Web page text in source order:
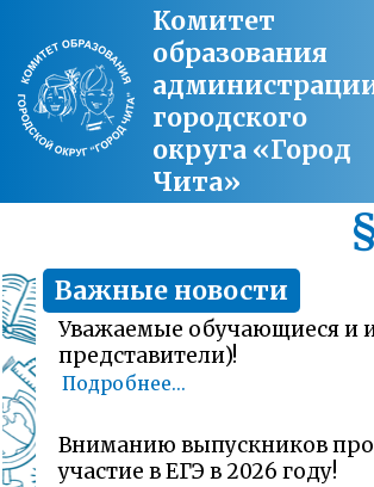
Комитет
образования
городского
округа «Город
Чита»
Важные новости
Уважаемые обучающиеся и
представители)!
Подробнее...
Вниманию выпускников
участие в ЕГЭ в 2026 году!